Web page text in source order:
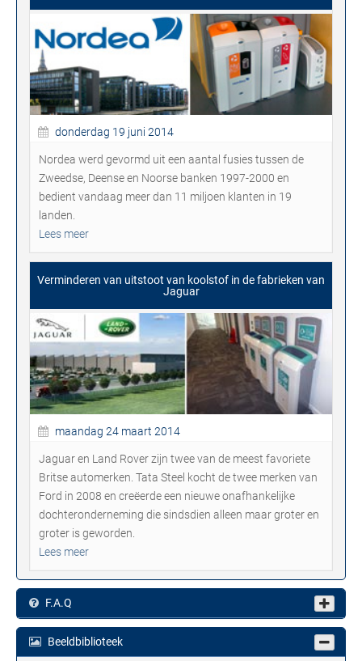
donderdag 19 juni 2014
Nordea werd gevormd uit een aantal fusies tussen de
Zweedse, Deense en Noorse banken 1997-2000 en
bedient vandaag meer dan 11 miljoen klanten in 19
landen.
Lees meer
Verminderen van uitstoot van koolstof in de fabrieken van
Jaguar
maandag 24 maart 2014
Jaguar en Land Rover zijn twee van de meest favoriete
Britse automerken. Tata Steel kocht de twee merken van
Ford in 2008 en creëerde een nieuwe onafhankelijke
dochteronderneming die sindsdien alleen maar groter en
groter is geworden.
Lees meer
F.A.Q
Beeldbiblioteek